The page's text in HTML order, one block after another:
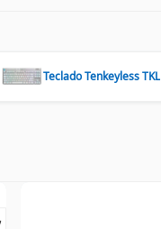
Teclado Tenkeyless TKL